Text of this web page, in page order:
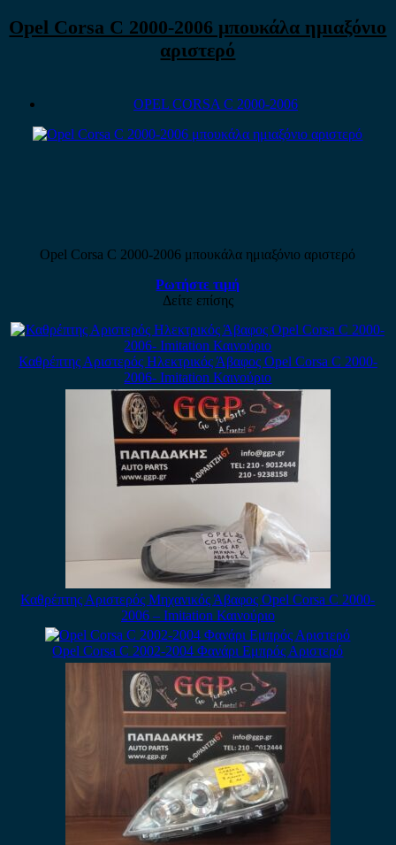
Opel Corsa C 2000-2006 μπουκάλα ημιαξόνιο
αριστερό
OPEL CORSA C 2000-2006
Opel Corsa C 2000-2006 μπουκάλα ημιαξόνιο αριστερό
Ρωτήστε τιμή
Δείτε επίσης
Καθρέπτης Αριστερός Ηλεκτρικός Άβαφος Opel Corsa C 2000-
2006- Imitation Καινούριο
Καθρέπτης Αριστερός Μηχανικός Άβαφος Opel Corsa C 2000-
2006 – Imitation Καινούριο
Opel Corsa C 2002-2004 Φανάρι Εμπρός Αριστερό